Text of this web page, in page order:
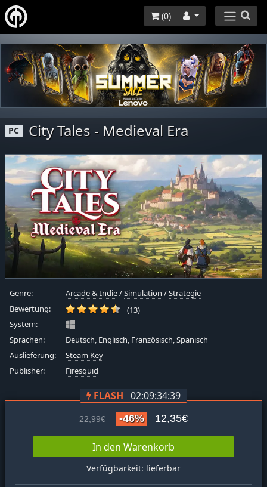
(0)
PC City Tales - Medieval Era
Genre: Arcade & Indie/Simulation /Strategie
Bewertung:
(13)
System:
Sprachen:
Deutsch, Englisch, Französisch, Spanisch
Auslieferung:
Steam Key
Publisher:
Firesquid
FLASH 02:09:34:39
22,99€ -46% 12,35€
In den Warenkorb
Verfügbarkeit: lieferbar